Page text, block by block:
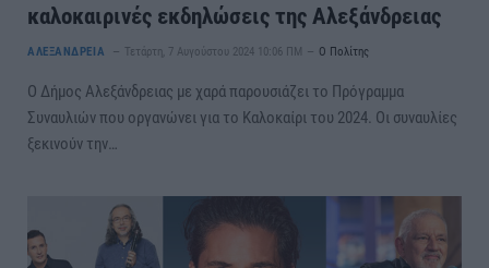
καλοκαιρινές εκδηλώσεις της Αλεξάνδρειας
ΑΛΕΞΑΝΔΡΕΙΑ Τετάρτη, 7 Αυγούστου 2024 10:06 ΠΜ Ο Πολίτης
Ο Δήμος Αλεξάνδρειας με χαρά παρουσιάζει το Πρόγραμμα
Συναυλιών που οργανώνει για το Καλοκαίρι του 2024. Οι συναυλίες
ξεκινούν την…